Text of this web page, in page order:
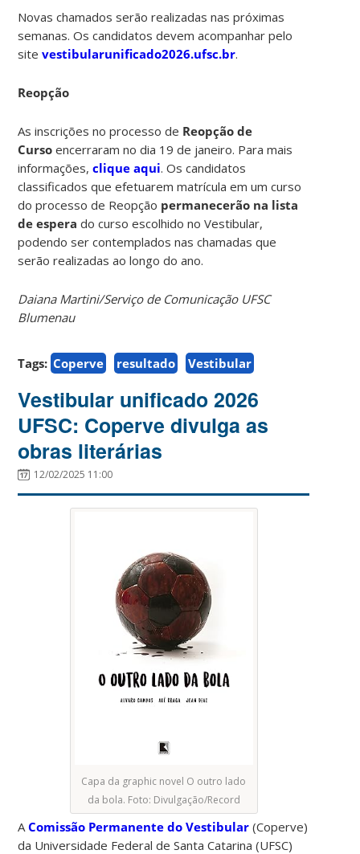
Novas chamados serão realizadas nas próximas
semanas. Os candidatos devem acompanhar pelo
sitevestibularunificado2026.ufsc.br.
Reopção
As inscrições no processo de Reopção de
Curso encerraram no dia 19 de janeiro. Para mais
informações,clique aqui. Os candidatos
classificados que efetuarem matrícula em um curso
do processo de Reopção permanecerão na lista
de espera do curso escolhido no Vestibular,
podendo ser contemplados nas chamadas que
serão realizadas ao longo do ano.
Daiana Martini/Serviço de Comunicação UFSC
Blumenau
Tags: Coperve resultado Vestibular
Vestibular unificado 2026
UFSC: Coperve divulga as
obras literárias
12/02/2025 11:00
Capa da graphic novel O outro lado
da bola. Foto: Divulgação/Record
AComissão Permanente do Vestibular (Coperve)
da Universidade Federal de Santa Catarina (UFSC)